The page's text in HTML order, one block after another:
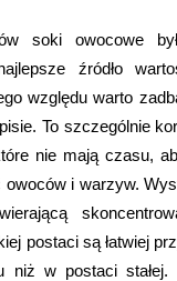
soki owocowe
źródło
względu warto
To szczególnie
nie mają czasu,
owoców i warzyw.
postaci są łatwiej
niż w postaci